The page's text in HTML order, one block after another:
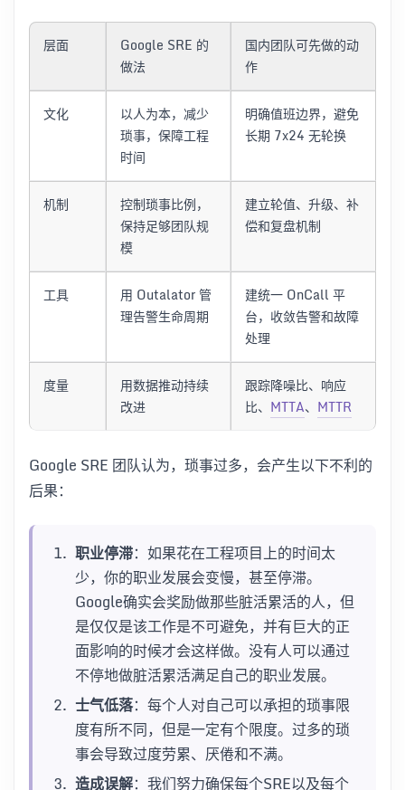
层面
Google SRE 的
做法
国内团队可先做的动
作
文化
以人为本，减少
琐事，保障工程
时间
明确值班边界，避免
长期 7x24 无轮换
机制
控制琐事比例，
保持足够团队规
模
建立轮值、升级、补
偿和复盘机制
工具
用 Outalator 管
理告警生命周期
建统一 OnCall 平
台，收敛告警和故障
处理
度量
用数据推动持续
改进
跟踪降噪比、响应
比、 MTTA、 MTTR
Google SRE 团队认为，琐事过多，会产生以下不利的
后果：
职业停滞：如果花在工程项目上的时间太
少，你的职业发展会变慢，甚至停滞。
Google确实会奖励做那些脏活累活的人，但
是仅仅是该工作是不可避免，并有巨大的正
面影响的时候才会这样做。没有人可以通过
不停地做脏活累活满足自己的职业发展。
士气低落：每个人对自己可以承担的琐事限
度有所不同，但是一定有个限度。过多的琐
事会导致过度劳累、厌倦和不满。
造成误解：我们努力确保每个SRE以及每个